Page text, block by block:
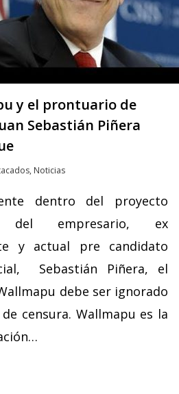
y el prontuario de
Sebastián Piñera
, Noticias
dentro del proyecto
del empresario, ex
y actual pre candidato
Sebastián Piñera, el
debe ser ignorado
censura. Wallmapu es la